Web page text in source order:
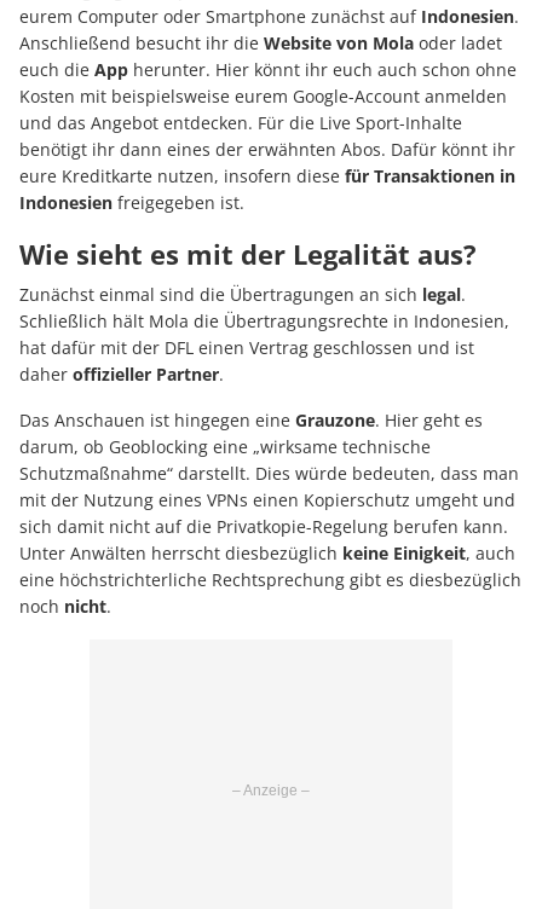
eurem Computer oder Smartphone zunächst auf Indonesien.
Anschließend besucht ihr die Website von Mola oder ladet
euch die App herunter. Hier könnt ihr euch auch schon ohne
Kosten mit beispielsweise eurem Google-Account anmelden
und das Angebot entdecken. Für die Live Sport-Inhalte
benötigt ihr dann eines der erwähnten Abos. Dafür könnt ihr
eure Kreditkarte nutzen, insofern diese für Transaktionen in
Indonesien freigegeben ist.
Wie sieht es mit der Legalität aus?
Zunächst einmal sind die Übertragungen an sich legal.
Schließlich hält Mola die Übertragungsrechte in Indonesien,
hat dafür mit der DFL einen Vertrag geschlossen und ist
daher offizieller Partner.
Das Anschauen ist hingegen eine Grauzone. Hier geht es
darum, ob Geoblocking eine „wirksame technische
Schutzmaßnahme“ darstellt. Dies würde bedeuten, dass man
mit der Nutzung eines VPNs einen Kopierschutz umgeht und
sich damit nicht auf die Privatkopie-Regelung berufen kann.
Unter Anwälten herrscht diesbezüglich keine Einigkeit, auch
eine höchstrichterliche Rechtsprechung gibt es diesbezüglich
noch nicht.